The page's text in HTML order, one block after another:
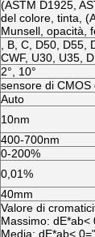
(ASTM D1925,
del colore, tinta,
Munsell, opacità,
, B, C, D50,
CWF, U30, U35,
2°, 10°
sensore di CMOS
Auto
10nm
400-700nm
0-200%
0,01%
40mm
Valore di
Massimo: dE*ab<
Media: dE*ab<